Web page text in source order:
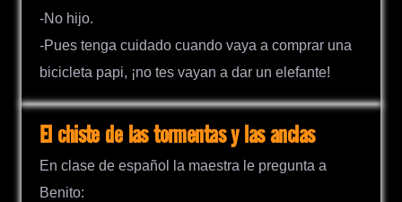
-No hijo.
-Pues tenga cuidado cuando vaya a comprar una
bicicleta papi, ¡no tes vayan a dar un elefante!
El chiste de las tormentas y las anclas
En clase de español la maestra le pregunta a
Benito: